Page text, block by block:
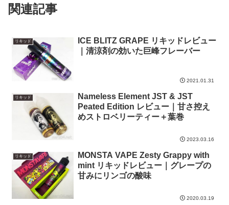
関連記事
リキッド
ICE BLITZ GRAPE リキッドレビュー
｜清涼剤の効いた巨峰フレーバー
2021.01.31
リキッド
Nameless Element JST & JST
Peated Edition レビュー｜甘さ控え
めストロベリーティー＋葉巻
2023.03.16
リキッド
MONSTA VAPE Zesty Grappy with
mint リキッドレビュー｜グレープの
甘みにリンゴの酸味
2020.03.19